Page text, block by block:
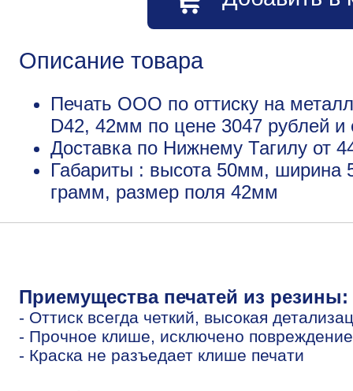
Описание товара
Печать ООО по оттиску на
D42, 42мм по цене 3047 рублей
Доставка по Нижнему Тагилу от
Габариты : высота 50мм, ширина
грамм, размер поля 42мм
Приемущества печатей из резины:
- Оттиск всегда четкий, высокая
- Прочное клише, исключено
- Краска не разъедает клише печати